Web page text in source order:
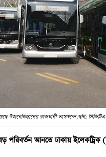
উজবেকিস্তানের রাজধানী তাসখন্দে। ছবি:
পরিবর্তন আনতে ঢাকায় ইলেকট্রিক